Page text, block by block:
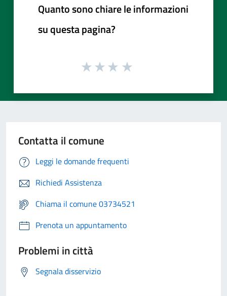
Quanto sono chiare le informazioni
su questa pagina?
Contatta il comune
Leggi le domande frequenti
Richiedi Assistenza
Chiama il comune 03734521
Prenota un appuntamento
Problemi in città
Segnala disservizio